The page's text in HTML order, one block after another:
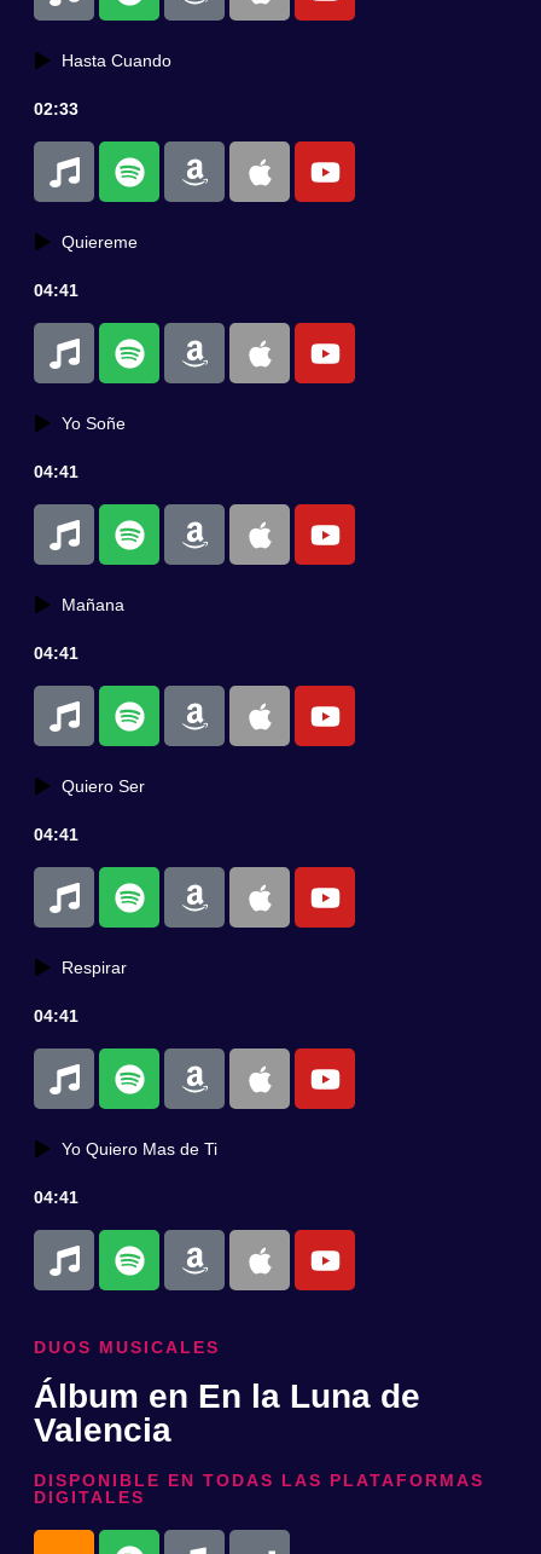
Hasta Cuando
02:33
Quiereme
04:41
Yo Soñe
04:41
Mañana
04:41
Quiero Ser
04:41
Respirar
04:41
Yo Quiero Mas de Ti
04:41
DUOS MUSICALES
Álbum en En la Luna de
Valencia
DISPONIBLE EN TODAS LAS PLATAFORMAS
DIGITALES